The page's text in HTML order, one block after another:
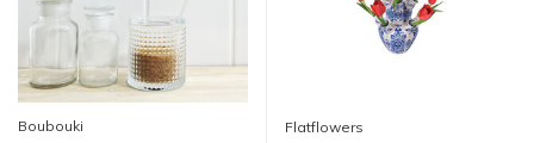
Boubouki Flatflowers